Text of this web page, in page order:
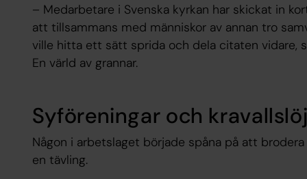
– Medarbetare i Svenska kyrkan har skickat in
att tillsammans med människor av annan tro
ville hitta ett sätt sprida och dela citaten vidare,
En värld av grannar.
Syföreningar och
Någon i arbetslaget började spåna på att
en tävling.